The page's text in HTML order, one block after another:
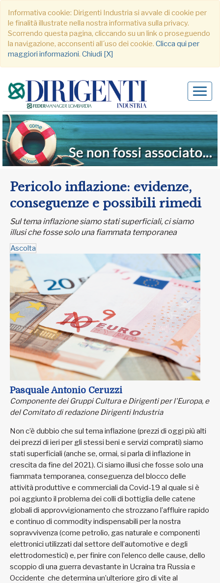
Informativa cookie: Dirigenti Industria si avvale di cookie per
le finalità illustrate nella nostra informativa sulla privacy.
Scorrendo questa pagina, cliccando su un link o proseguendo
la navigazione, acconsenti all´uso dei cookie. Clicca qui per
maggiori informazioni. Chiudi [X]
Pericolo inflazione: evidenze,
conseguenze e possibili rimedi
Sul tema inflazione siamo stati superficiali, ci siamo
illusi che fosse solo una fiammata temporanea
Ascolta
Pasquale Antonio Ceruzzi
Componente dei Gruppi Cultura e Dirigenti per l'Europa, e
del Comitato di redazione Dirigenti Industria
Non c’è dubbio che sul tema inflazione (prezzi di oggi più alti
dei prezzi di ieri per gli stessi beni e servizi comprati) siamo
stati superficiali (anche se, ormai, si parla di inflazione in
crescita da fine del 2021). Ci siamo illusi che fosse solo una
fiammata temporanea, conseguenza del blocco delle
attività produttive e commerciali da Covid-19 al quale si è
poi aggiunto il problema dei colli di bottiglia delle catene
globali di approvvigionamento che strozzano l’affluire rapido
e continuo di commodity indispensabili per la nostra
sopravvivenza (come petrolio, gas naturale e componenti
elettronici utilizzati dal settore dell’automotive e degli
elettrodomestici) e, per finire con l’elenco delle cause, dello
scoppio di una guerra devastante in Ucraina tra Russia e
Occidente che determina un’ulteriore giro di vite al